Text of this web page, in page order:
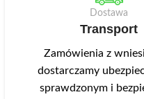
Dostawa
Transport
Zamówienia z
dostarczamy
sprawdzonym i